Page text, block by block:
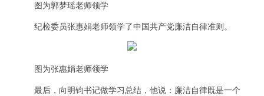
图为郭梦瑶老师领学
纪检委员张惠娟老师领学了中国共产党廉洁自律准则。
图为张惠娟老师领学
最后，向明钧书记做学习总结，他说：廉洁自律既是一个